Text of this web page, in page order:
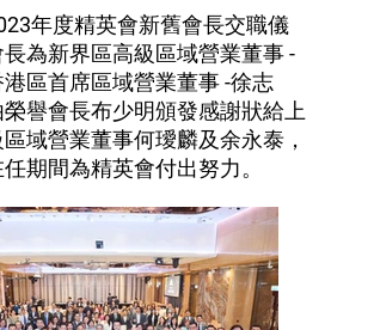
年度精英會新舊會長交職儀
為新界區高級區域營業董事 -
區首席區域營業董事 -徐志
譽會長布少明頒發感謝狀給上
域營業董事何璦麟及余永泰，
期間為精英會付出努力。